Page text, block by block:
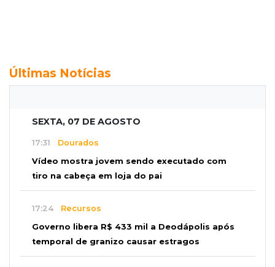
Últimas Notícias
SEXTA, 07 DE AGOSTO
17:31 Dourados
Vídeo mostra jovem sendo executado com
tiro na cabeça em loja do pai
17:24 Recursos
Governo libera R$ 433 mil a Deodápolis após
temporal de granizo causar estragos